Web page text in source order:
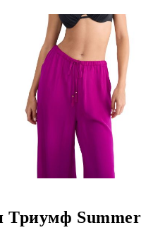
Триумф Summer